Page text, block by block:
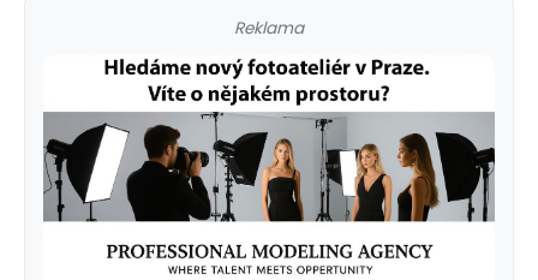
Reklama